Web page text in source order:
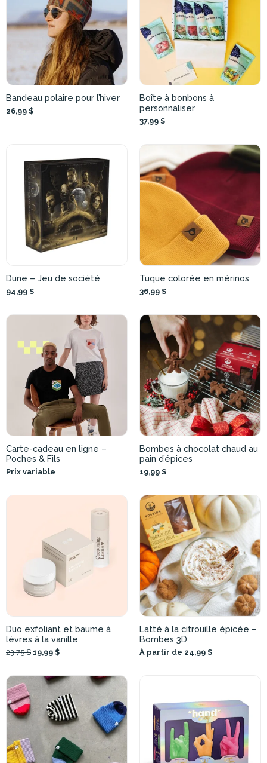
Bandeau polaire pour l’hiver
26,99 $
Boîte à bonbons à
personnaliser
37,99 $
Dune – Jeu de société
94,99 $
Tuque colorée en mérinos
36,99 $
Carte-cadeau en ligne –
Poches & Fils
Prix variable
Bombes à chocolat chaud au
pain d’épices
19,99 $
Duo exfoliant et baume à
lèvres à la vanille
23,75 $ 19,99 $
Latté à la citrouille épicée –
Bombes 3D
À partir de 24,99 $